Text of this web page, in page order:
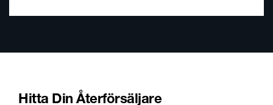
Hitta Din Återförsäljare